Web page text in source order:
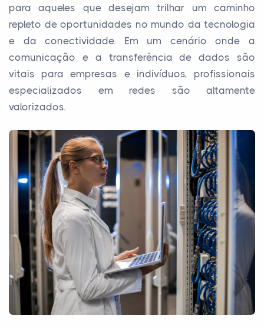
para aqueles que desejam trilhar um caminho
repleto de oportunidades no mundo da tecnologia
e da conectividade. Em um cenário onde a
comunicação e a transferência de dados são
vitais para empresas e indivíduos, profissionais
especializados em redes são altamente
valorizados.